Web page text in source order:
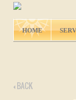
HOME
BACK